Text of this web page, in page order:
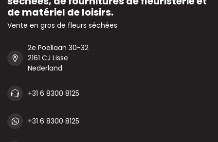
de matériel de loisirs.
Vente en gros de fleurs séchées
2e Poellaan 30-32
2161 CJ Lisse
Nederland
+31 6 8300 8125
+31 6 8300 8125